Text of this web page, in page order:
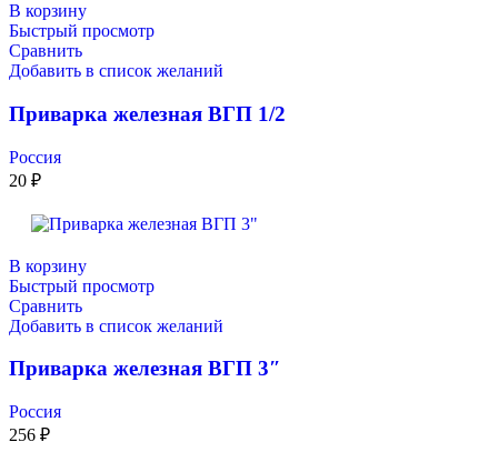
В корзину
Быстрый просмотр
Сравнить
Добавить в список желаний
Приварка железная ВГП 1/2
Россия
20 ₽
В корзину
Быстрый просмотр
Сравнить
Добавить в список желаний
Приварка железная ВГП 3″
Россия
256 ₽